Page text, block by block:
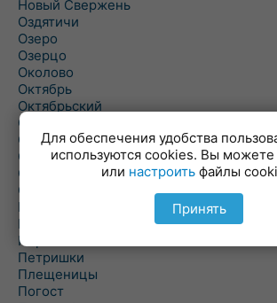
Новый Свержень
Оздятичи
Озеро
Озерцо
Околово
Октябрь
Октябрьский
Олехновичи
Омговичи
Оношки
Осовец
Острошицкий Городок
Пасека
Пастовичи
Першаи
Петришки
Плещеницы
Погост
Для обеспечения удобства
используются cookies. Вы можете
или настроить файлы
Принять